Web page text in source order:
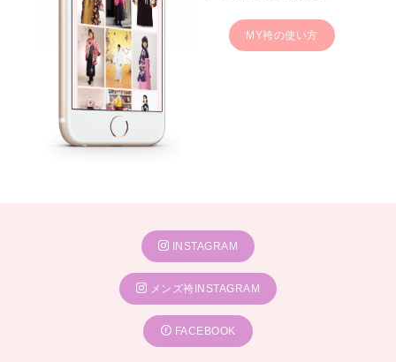
MY袴の使い方
INSTAGRAM
メンズ袴INSTAGRAM
FACEBOOK